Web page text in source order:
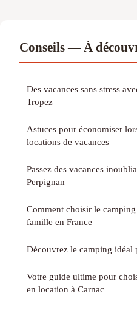
Conseils — À
Des vacances sans stress
Tropez
Astuces pour économiser
locations de vacances
Passez des vacances
Perpignan
Comment choisir le
famille en France
Découvrez le camping idéal
Votre guide ultime pour
en location à Carnac